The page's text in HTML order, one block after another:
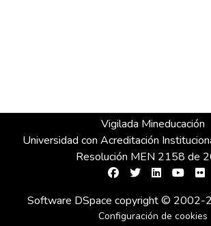
Vigilada Mineducación
Universidad con Acreditación
Resolución MEN 2158 de
Software DSpace copyright © 2002-
Configuración de cookies